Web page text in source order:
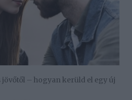
– hogyan kerüld el egy új